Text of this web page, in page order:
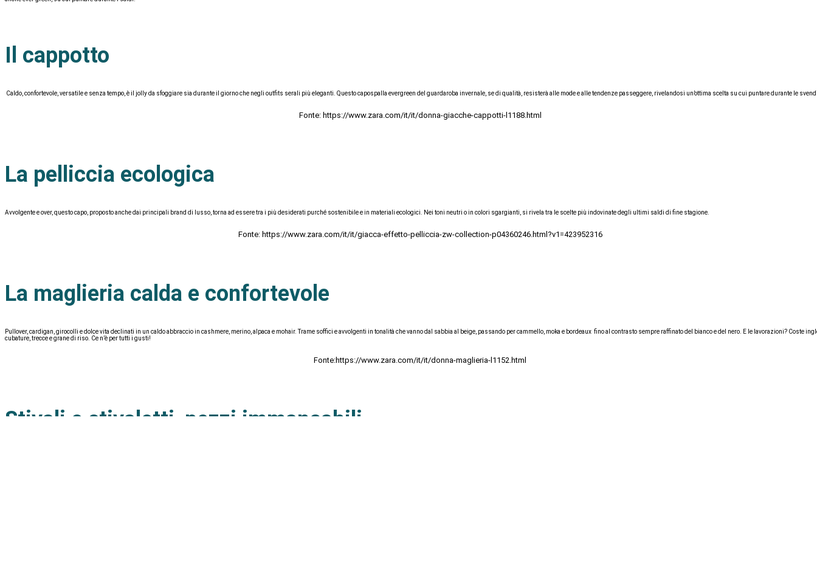
Il cappotto
Caldo, confortevole, versatile e senza tempo, è il jolly da sfoggiare sia durante il giorno che negli outfits serali più eleganti. Questo capospalla evergreen del guardaroba invernale, se di qualità, resisterà alle mode e alle tendenze passeggere, rivelandosi un’ottima scelta su cui puntare durante le
Fonte: https://www.zara.com/it/it/donna-giacche-cappotti-l1188.html
La pelliccia ecologica
Avvolgente e over, questo capo, proposto anche dai principali brand di lusso, torna ad essere tra i più desiderati purché sostenibile e in materiali ecologici. Nei toni neutri o in colori sgargianti, si rivela tra le scelte più indovinate degli ultimi saldi di fine stagione.
Fonte: https://www.zara.com/it/it/giacca-effetto-pelliccia-zw-collection-p04360246.html?v1=423952316
La maglieria calda e confortevole
Pullover, cardigan, girocolli e dolce vita declinati in un caldo abbraccio in cashmere, merino, alpaca e mohair. Trame soffici e avvolgenti in tonalità che vanno dal sabbia al beige, passando per cammello, moka e bordeaux fino al contrasto sempre raffinato del bianco e del nero. E le lavorazioni? Coste
cubature, trecce e grane di riso. Ce n’è per tutti i gusti!
Fonte:https://www.zara.com/it/it/donna-maglieria-l1152.html
Stivali e stivaletti, pezzi immancabili